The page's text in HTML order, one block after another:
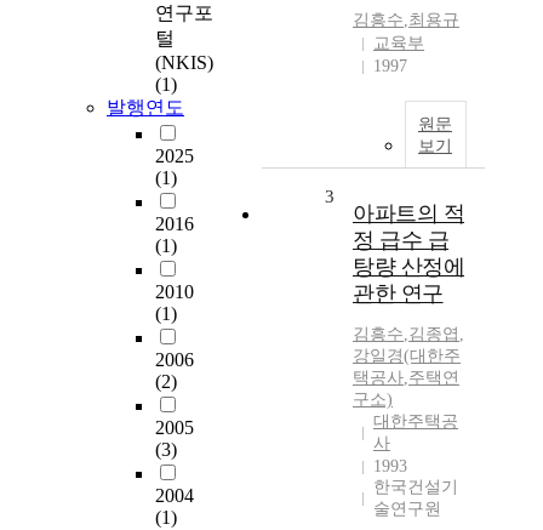
연구포
털
(NKIS)
(1)
발행연도
2025
(1)
2016
(1)
2010
(1)
2006
(2)
2005
(3)
2004
(1)
김흥수,최용규
교육부
1997
원문
보기
3
아파트의 적
정 급수 급
탕량 산정에
관한 연구
김흥수,김종엽 ,
강일경(대한주
택공사,주택연
구소)
대한주택공
사
1993
한국건설기
술연구원